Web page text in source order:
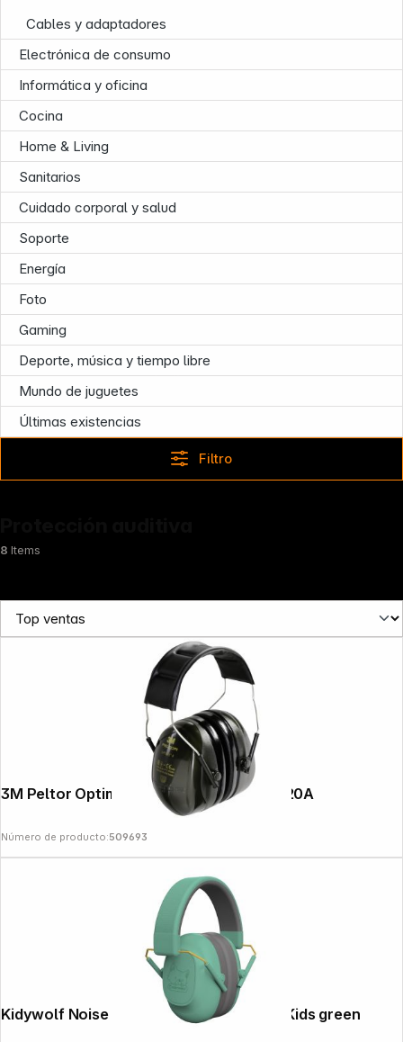
Cables y adaptadores
Electrónica de consumo
Informática y oficina
Cocina
Home & Living
Sanitarios
Cuidado corporal y salud
Soporte
Energía
Foto
Gaming
Deporte, música y tiempo libre
Mundo de juguetes
Últimas existencias
Filtro
8 Items
3M Peltor Optime II capsule ear prot. H520A
Número de producto:509693
Kidywolf Noise Cancelling Headphones Kids green
News
Follow us on